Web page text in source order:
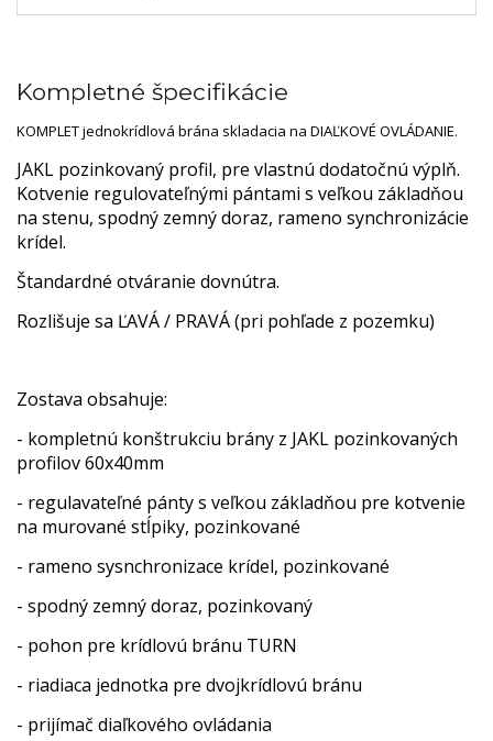
Kompletné špecifikácie
KOMPLET jednokrídlová brána skladacia na DIAĽKOVÉ OVLÁDANIE.
JAKL pozinkovaný profil, pre vlastnú dodatočnú výplň.
Kotvenie regulovateľnými pántami s veľkou základňou
na stenu, spodný zemný doraz, rameno synchronizácie
krídel.
Štandardné otváranie dovnútra.
Rozlišuje sa ĽAVÁ / PRAVÁ (pri pohľade z pozemku)
Zostava obsahuje:
- kompletnú konštrukciu brány z JAKL pozinkovaných
profilov 60x40mm
- regulavateľné pánty s veľkou základňou pre kotvenie
na murované stĺpiky, pozinkované
- rameno sysnchronizace krídel, pozinkované
- spodný zemný doraz, pozinkovaný
- pohon pre krídlovú bránu TURN
- riadiaca jednotka pre dvojkrídlovú bránu
- prijímač diaľkového ovládania